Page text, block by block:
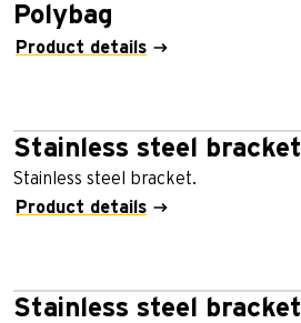
Polybag
Product details
Stainless steel bracket
Stainless steel bracket.
Product details
Stainless steel bracket